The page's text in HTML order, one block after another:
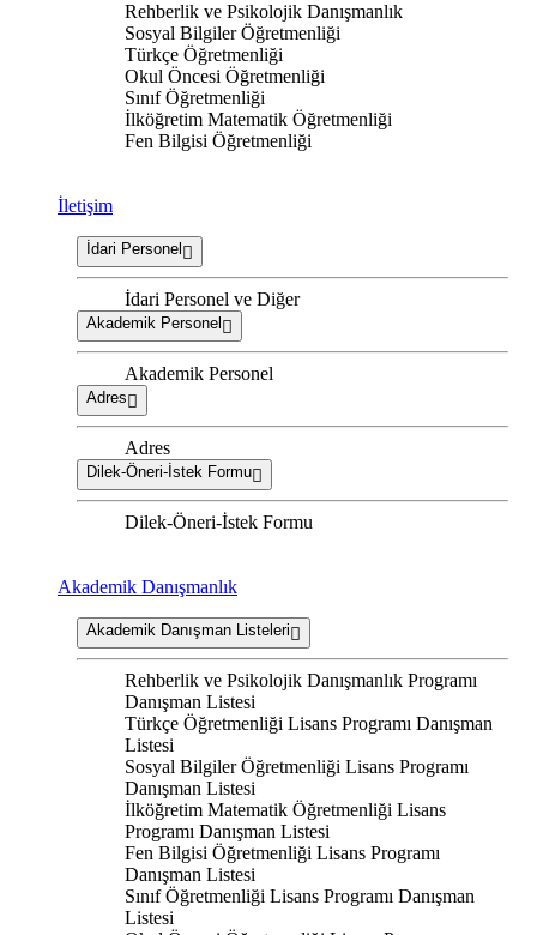
Rehberlik ve Psikolojik Danışmanlık
Sosyal Bilgiler Öğretmenliği
Türkçe Öğretmenliği
Okul Öncesi Öğretmenliği
Sınıf Öğretmenliği
İlköğretim Matematik Öğretmenliği
Fen Bilgisi Öğretmenliği
İletişim
İdari Personel
İdari Personel ve Diğer
Akademik Personel
Akademik Personel
Adres
Adres
Dilek-Öneri-İstek Formu
Dilek-Öneri-İstek Formu
Akademik Danışmanlık
Akademik Danışman Listeleri
Rehberlik ve Psikolojik Danışmanlık Programı
Danışman Listesi
Türkçe Öğretmenliği Lisans Programı Danışman
Listesi
Sosyal Bilgiler Öğretmenliği Lisans Programı
Danışman Listesi
İlköğretim Matematik Öğretmenliği Lisans
Programı Danışman Listesi
Fen Bilgisi Öğretmenliği Lisans Programı
Danışman Listesi
Sınıf Öğretmenliği Lisans Programı Danışman
Listesi